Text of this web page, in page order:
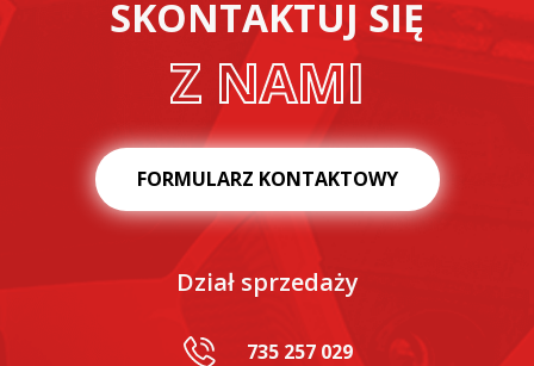
SKONTAKTUJ SIĘ
Z NAMI
FORMULARZ KONTAKTOWY
Dział sprzedaży
735 257 029